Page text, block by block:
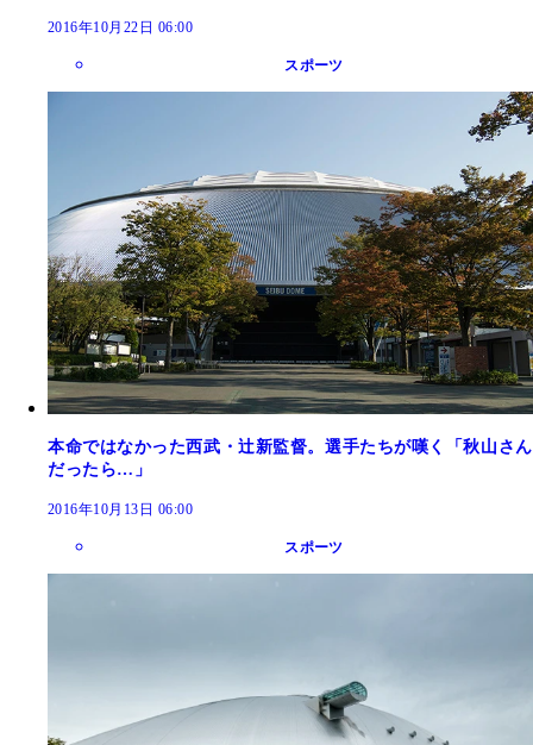
2016年10月22日 06:00
スポーツ
本命ではなかった西武・辻新監督。選手たちが嘆く「秋山さん
だったら…」
2016年10月13日 06:00
スポーツ